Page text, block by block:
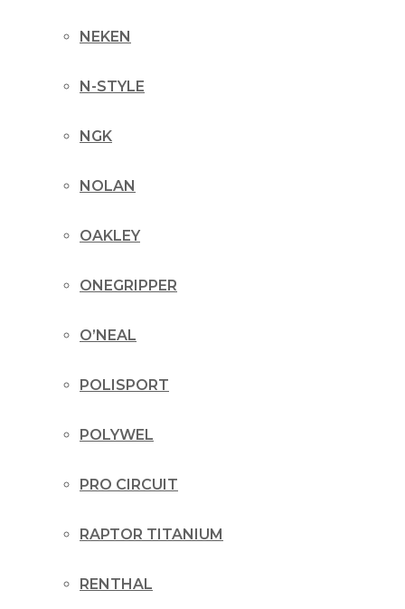
NEKEN
N-STYLE
NGK
NOLAN
OAKLEY
ONEGRIPPER
O’NEAL
POLISPORT
POLYWEL
PRO CIRCUIT
RAPTOR TITANIUM
RENTHAL